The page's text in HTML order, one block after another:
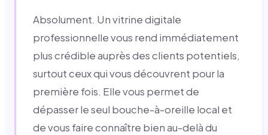
Absolument. Un vitrine digitale
professionnelle vous rend immédiatement
plus crédible auprès des clients potentiels,
surtout ceux qui vous découvrent pour la
première fois. Elle vous permet de
dépasser le seul bouche-à-oreille local et
de vous faire connaître bien au-delà du